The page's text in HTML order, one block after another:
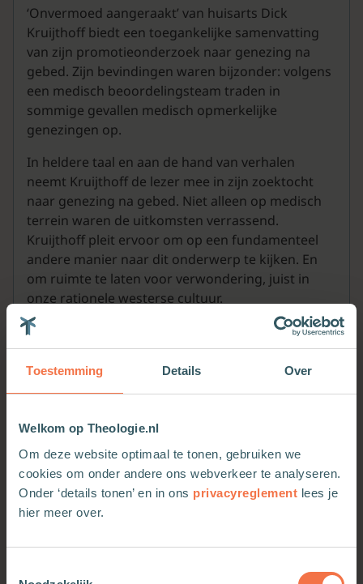
Toestemming Details Over
Welkom op Theologie.nl
Om deze website optimaal te tonen, gebruiken we
cookies om onder andere ons webverkeer te analyseren.
Onder ‘details tonen’ en in ons privacyreglement lees je
hier meer over.
‘Onvermoed aangeraakt’ van huisarts Dick
Kruijthoff biedt een toegankelijke samenvatting
van zijn promotieonderzoek naar genezing na
gebed. Zijn bevindingen waren bijzonder: volgens
een medisch beoordelingsteam traden in
sommige gevallen medisch opmerkelijke
genezingen op.
In heldere taal en aan de hand van verhalen
neemt Kruijthoff de lezer mee in zijn zoektocht
naar genezing na gebed. Niet alleen op medisch
terrein waren de uitkomsten verrassend.
Kruijthoff pleit ervoor om op een fundamenteel
andere manier naar dit onderwerp te kijken. En
om ruimte te laten voor verwondering, juist in
onze rationele westerse cultuur.
Meer van deze auteur